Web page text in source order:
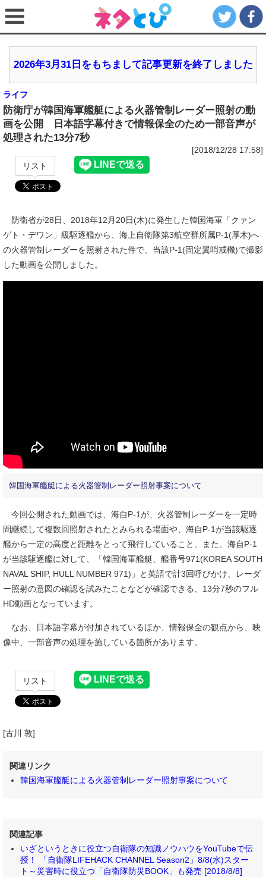
2026年3月31日をもちまして記事更新を終了しました
ライフ
防衛庁が韓国海軍艦艇による火器管制レーダー照射の動
画を公開 日本語字幕付きで情報保全のため一部音声が
処理された13分7秒
[2018/12/28 17:58]
リスト
防衛省が28日、2018年12月20日(木)に発生した韓国海軍「クァン
ゲト・デワン」級駆逐艦から、海上自衛隊第3航空群所属P-1(厚木)へ
の火器管制レーダーを照射された件で、当該P-1(固定翼哨戒機)で撮影
した動画を公開しました。
韓国海軍艦艇による火器管制レーダー照射事案について
今回公開された動画では、海自P-1が、火器管制レーダーを一定時
間継続して複数回照射されたとみられる場面や、海自P-1が当該駆逐
艦から一定の高度と距離をとって飛行していること、また、海自P-1
が当該駆逐艦に対して、「韓国海軍艦艇、艦番号971(KOREA SOUTH
NAVAL SHIP, HULL NUMBER 971)」と英語で計3回呼びかけ、レーダ
ー照射の意図の確認を試みたことなどが確認できる、13分7秒のフル
HD動画となっています。
なお、日本語字幕が付加されているほか、情報保全の観点から、映
像中、一部音声の処理を施している箇所があります。
リスト
[古川 敦]
関連リンク
韓国海軍艦艇による火器管制レーダー照射事案について
関連記事
いざというときに役立つ自衛隊の知識ノウハウをYouTubeで伝
授！ 「自衛隊LIFEHACK CHANNEL Season2」8/8(水)スター
ト～災害時に役立つ「自衛隊防災BOOK」も発売 [2018/8/8]